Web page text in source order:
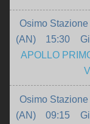
Osimo
(AN)
15:30
APOLLO
Osimo
(AN)
09:15